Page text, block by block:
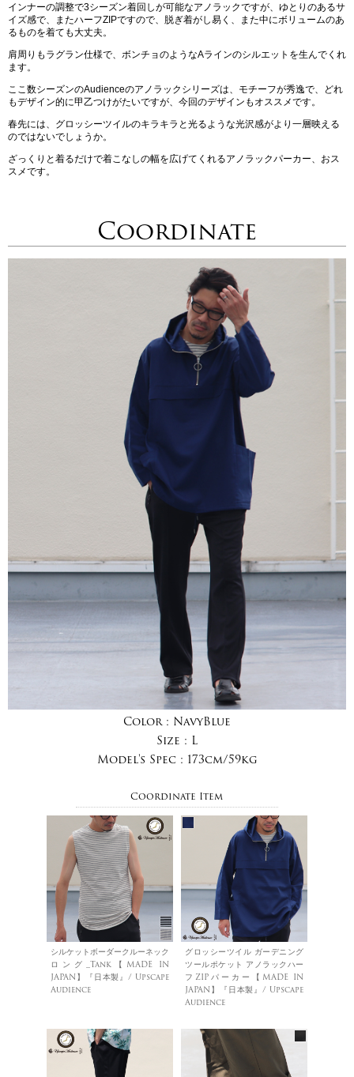
インナーの調整で3シーズン着回しが可能なアノラックですが、ゆとりのあるサ
イズ感で、またハーフZIPですので、脱ぎ着がし易く、また中にボリュームのあ
るものを着ても大丈夫。
肩周りもラグラン仕様で、ボンチョのようなAラインのシルエットを生んでくれ
ます。
ここ数シーズンのAudienceのアノラックシリーズは、モチーフが秀逸で、どれ
もデザイン的に甲乙つけがたいですが、今回のデザインもオススメです。
春先には、グロッシーツイルのキラキラと光るような光沢感がより一層映える
のではないでしょうか。
ざっくりと着るだけで着こなしの幅を広げてくれるアノラックパーカー、おス
スメです。
Coordinate
Color : NavyBlue
Size : L
Model's Spec : 173cm/59kg
Coordinate Item
シルケットボーダークルーネック
ロング_Tank【MADE IN
JAPAN】『日本製』/ Upscape
Audience
グロッシーツイル ガーデニング
ツールポケット アノラックハー
フZIPパーカー【MADE IN
JAPAN】『日本製』/ Upscape
Audience